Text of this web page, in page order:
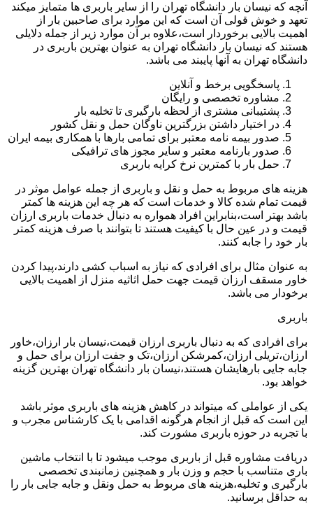
آنچه که نیسان بار دانشگاه تهران را از سایر باربری ها متمایز میکند
تعهد و خوش قولی آن است که این موارد برای صاحبین بار از
اهمیت بالایی برخوردار است،علاوه بر آن موارد زیر از جمله دلایلی
هستند که نیسان بار دانشگاه تهران به عنوان بهترین باربری در
دانشگاه تهران به آنها پایبند می باشد.
پاسخگویی برخط و آنلاین
مشاوره تخصصی و رایگان
پشتیبانی مشتری از لحظه بارگیری تا تخلیه بار
در اختیار داشتن بزرگترین ناوگان حمل و نقل کشور
صدور بیمه نامه معتبر برای تمامی بارها با همکاری بیمه ایران
صدور بارنامه معتبر و سایر مجوز های ترافیکی
حمل بار با کمترین نرخ کرایه باربری
هزینه های مربوط به حمل و نقل و باربری از جمله عوامل موثر در
قیمت تمام شده کالا و خدمات است که هر چه این هزینه ها کمتر
باشد بهتر است،بنابراین افراد همواره به دنبال خدمات باربری ارزان
قیمت و در عین حال با کیفیت هستند تا بتوانند با صرف هزینه کمتر
بار خود را جابه کنند.
به عنوان مثال برای افرادی که نیاز به اسباب کشی دارند،پیدا کردن
خاور مسقف ارزان قیمت جهت حمل اثاثیه منزل از اهمیت بالایی
برخودار می باشد.
باربری
برای افرادی که به دنبال باربری ارزان قیمت،نیسان بار ارزان،خاور
ارزان،تریلی ارزان،کمرشکن ارزان،تک و جفت ارزان برای حمل و
جابه جایی بارهایشان هستند،نیسان بار دانشگاه تهران بهترین گزینه
خواهد بود.
یکی از عواملی که میتواند در کاهش هزینه های باربری موثر باشد
این است که قبل از انجام هرگونه اقدامی با یک کارشناس مجرب و
با تجربه در حوزه باربری مشورت کند.
دریافت مشاوره قبل از باربری موجب میشود تا با انتخاب ماشین
باری متناسب با حجم و وزن بار و همچنین زمانبندی تخصصی
بارگیری و تخلیه،هزینه های مربوط به حمل ونقل و جابه جایی بار را
به حداقل برسانید.